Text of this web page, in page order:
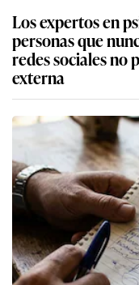
Los expertos en
personas que
redes sociales no
externa